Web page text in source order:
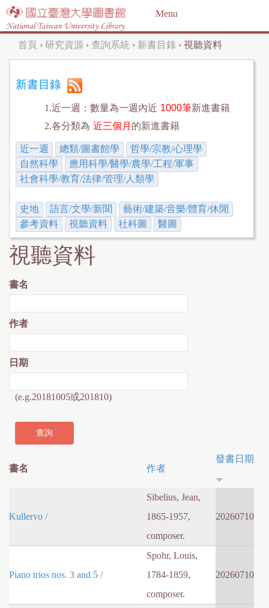
Jump to navigation
Menu
您
在
首頁 › 研究資源 › 查詢系統 › 新書目錄 › 視聽資料
新書目錄
1.近一週：數量為一週內近 1000筆新進書籍
2.各分類為 近三個月 的新進書籍
近一週 總類/圖書館學
哲學/宗教/心理學
自然科學
應用科學/醫學/農學/工程/軍事
社會科學/教育/法律/管理/人類學
史地 語言/文學/新聞
藝術/建築/音樂/體育/休閒
參考資料
視聽資料 社科圖 醫圖
視聽資料
書名
作者
日期
(e.g.20181005或201810)
書名 作者
發書日期
Kullervo /
Sibelius, Jean,
1865-1957,
composer.
20260710
Piano trios nos. 3 and 5 /
Spohr, Louis,
1784-1859,
composer.
20260710